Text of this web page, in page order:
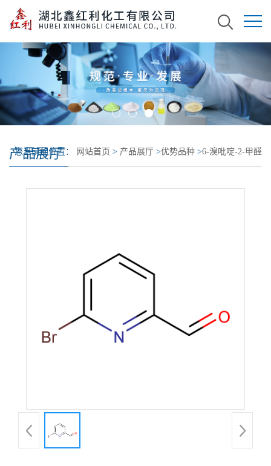
产品展厅
您当前的位置： 网站首页 > 产品展厅 >优势品种 >6-溴吡啶-2-甲醛